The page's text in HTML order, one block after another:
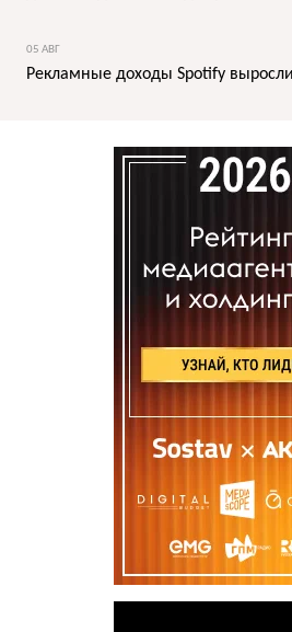
05 АВГ
Рекламные доходы Spotify